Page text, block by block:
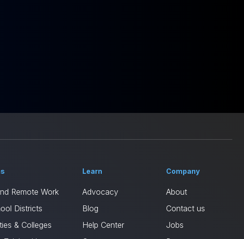
Remote Work
Districts
& Colleges
Learn
Advocacy
Blog
Help Center
Company
About
Contact us
Jobs